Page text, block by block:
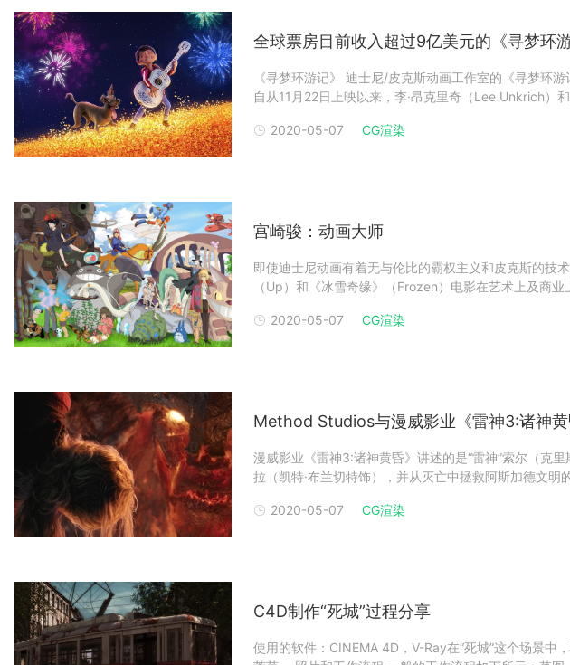
全球票房目前收入超过9亿美元的《寻梦环游
《寻梦环游记》 迪士尼/皮克斯动画工作室的《寻梦环游记》在周二全球票房超过4亿美元。
自从11月22日上映以来，李·昂克里奇（Lee Unkrich）
+。 此前，它已经成为墨西哥历史
2020-05-07 CG渲染
宫崎骏：动画大师
即使迪士尼动画有着无与伦比的霸权主义和皮克斯的技
（Up）和《冰雪奇缘》（Frozen）电影在艺术上及商
导地位。 动画电影的受欢迎度的较低也许是因为保守的
2020-05-07 CG渲染
Method Studios与漫威影业《雷神3:诸神黄
漫威影业《雷神3:诸神黄昏》讲述的是“雷神”索尔（克里
拉（凯特·布兰切特饰），并从灭亡中拯救阿斯加德文
在Muspelheim的岩石地下战斗和海拉与数百名阿斯加德
2020-05-07 CG渲染
C4D制作“死城”过程分享
使用的软件：CINEMA 4D，V-Ray在“死城”这个场景中